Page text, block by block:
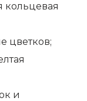
кольцевая
цветков;
и